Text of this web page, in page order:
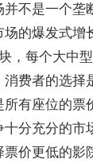
不是一个垄
的爆发式增
，每个大中
消费者的选择
有座位的票
分充分的市
价更低的影